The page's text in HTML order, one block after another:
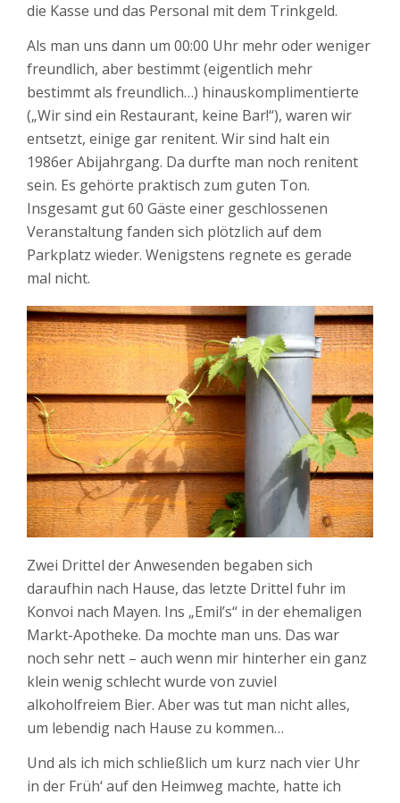
die Kasse und das Personal mit dem Trinkgeld.
Als man uns dann um 00:00 Uhr mehr oder weniger
freundlich, aber bestimmt (eigentlich mehr
bestimmt als freundlich…) hinauskomplimentierte
(„Wir sind ein Restaurant, keine Bar!“), waren wir
entsetzt, einige gar renitent. Wir sind halt ein
1986er Abijahrgang. Da durfte man noch renitent
sein. Es gehörte praktisch zum guten Ton.
Insgesamt gut 60 Gäste einer geschlossenen
Veranstaltung fanden sich plötzlich auf dem
Parkplatz wieder. Wenigstens regnete es gerade
mal nicht.
Zwei Drittel der Anwesenden begaben sich
daraufhin nach Hause, das letzte Drittel fuhr im
Konvoi nach Mayen. Ins „Emil’s“ in der ehemaligen
Markt-Apotheke. Da mochte man uns. Das war
noch sehr nett – auch wenn mir hinterher ein ganz
klein wenig schlecht wurde von zuviel
alkoholfreiem Bier. Aber was tut man nicht alles,
um lebendig nach Hause zu kommen…
Und als ich mich schließlich um kurz nach vier Uhr
in der Früh‘ auf den Heimweg machte, hatte ich